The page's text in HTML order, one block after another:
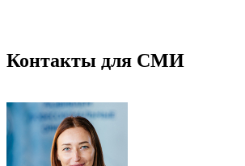
Контакты для СМИ